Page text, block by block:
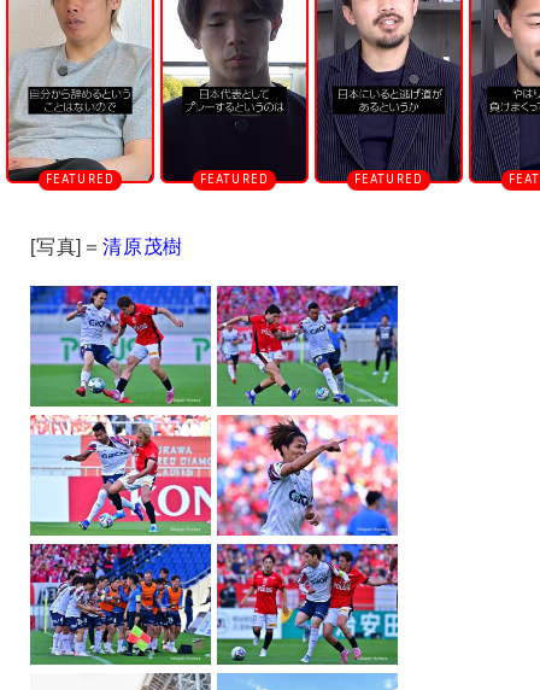
t
e
[写真]＝ 清原茂樹